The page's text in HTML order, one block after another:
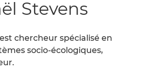
Stevens
chercheur spécialisé en
socio-écologiques,